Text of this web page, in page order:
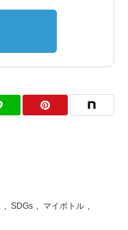
, SDGs , マイボトル ,